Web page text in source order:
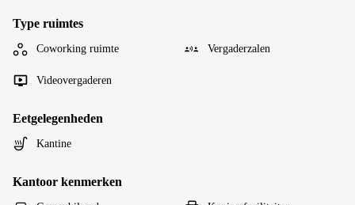
Type ruimtes
Coworking ruimte Vergaderzalen
Videovergaderen
Eetgelegenheden
Kantine
Kantoor kenmerken